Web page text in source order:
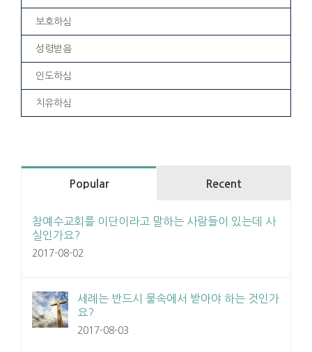
보호하심
성령받음
인도하심
치유하심
Popular Recent
참예수교회를 이단이라고 말하는 사람들이 있는데 사
실인가요?
2017-08-02
세례는 반드시 물속에서 받아야 하는 것인가
요?
2017-08-03